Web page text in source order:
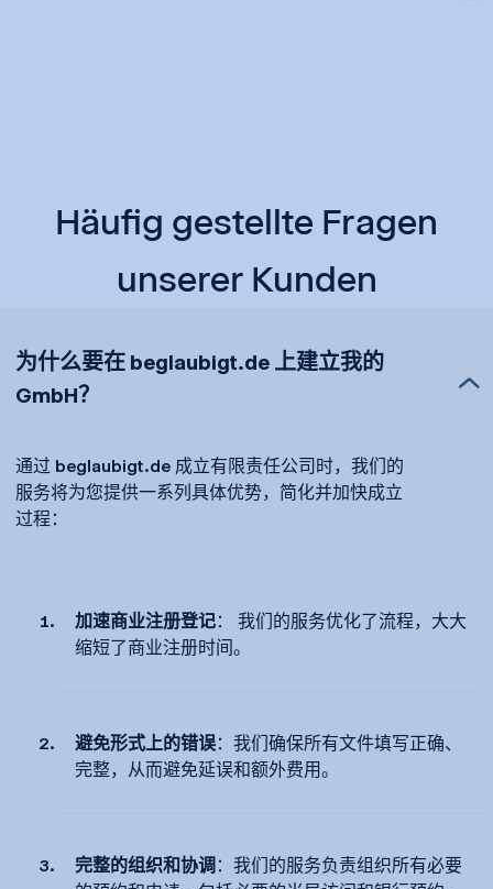
Häufig gestellte Fragen
unserer Kunden
为什么要在 beglaubigt.de 上建立我的
GmbH？
通过 beglaubigt.de 成立有限责任公司时，我们的
服务将为您提供一系列具体优势，简化并加快成立
过程：
加速商业注册登记： 我们的服务优化了流程，大大
缩短了商业注册时间。
避免形式上的错误：我们确保所有文件填写正确、
完整，从而避免延误和额外费用。
完整的组织和协调 ：我们的服务负责组织所有必要